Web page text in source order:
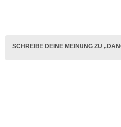
SCHREIBE DEINE MEINUNG ZU